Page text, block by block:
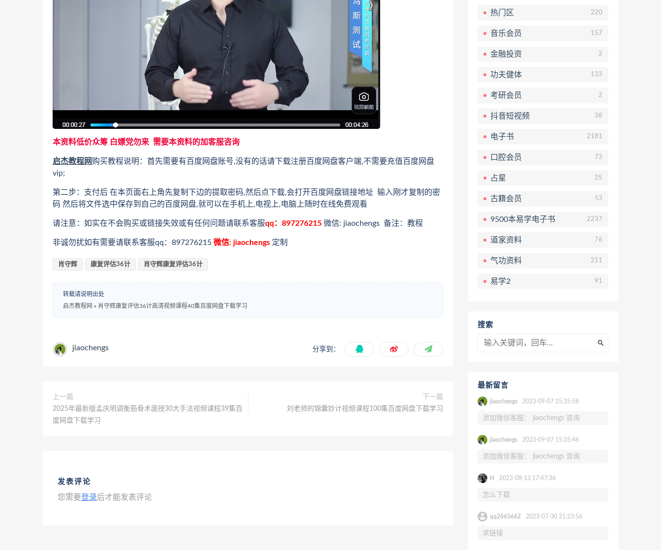
本资料低价众筹 白嫖党勿来 需要本资料的加客服咨询
启杰教程网购买教程说明：首先需要有百度网盘账号,没有的话请下载注册百度网盘客户端,不需要充值百度网盘
vip;
第二步：支付后 在本页面右上角先复制下边的提取密码,然后点下载,会打开百度网盘链接地址 输入刚才复制的密
码 然后将文件选中保存到自己的百度网盘,就可以在手机上,电视上,电脑上随时在线免费观看
请注意：如实在不会购买或链接失效或有任何问题请联系客服qq：897276215 微信: jiaochengs 备注：教程
非诚勿扰如有需要请联系客服qq：897276215 微信: jiaochengs 定制
肖守辉 康复评估36计 肖守辉康复评估36计
转载请说明出处
启杰教程网 » 肖守辉康复评估36计高清视频课程40集百度网盘下载学习
jiaochengs 分享到：
上一篇
2025年最新版孟庆明调衡筋骨术面授30大手法视频课程39集百
度网盘下载学习
下一篇
刘老师的锦囊妙计视频课程100集百度网盘下载学习
发表评论
您需要登录后才能发表评论
热门区 220
音乐会员 157
金融投资 2
功夫健体 133
考研会员 2
抖音短视频 38
电子书 2181
口腔会员 73
占星 25
古籍会员 53
9500本易学电子书 2237
道家资料 76
气功资料 211
易学2 91
搜索
最新留言
jiaochengs 2023-09-07 15:35:58
添加微信客服： jiaochengs 咨询
jiaochengs 2023-09-07 15:35:46
添加微信客服： jiaochengs 咨询
H 2023-08-13 17:47:36
怎么下载
qq2665662 2023-07-30 21:23:56
求链接